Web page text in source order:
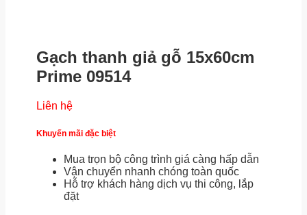
Gạch thanh giả gỗ 15x60cm
Prime 09514
Liên hệ
Khuyến mãi đặc biệt
Mua trọn bộ công trình giá càng hấp dẫn
Vận chuyển nhanh chóng toàn quốc
Hỗ trợ khách hàng dịch vụ thi công, lắp
đặt